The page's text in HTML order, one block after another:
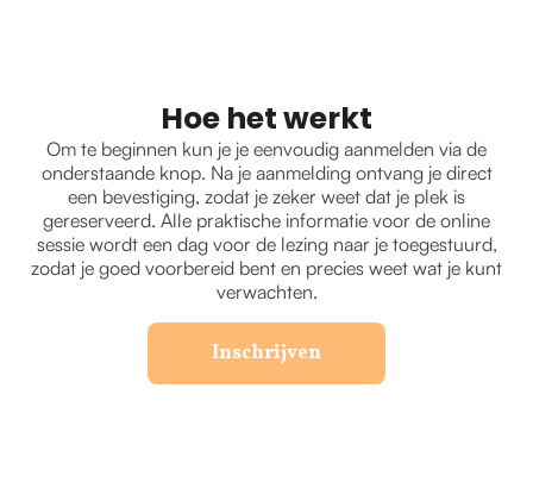
Hoe het werkt
Om te beginnen kun je je eenvoudig aanmelden via de
onderstaande knop. Na je aanmelding ontvang je direct
een bevestiging, zodat je zeker weet dat je plek is
gereserveerd. Alle praktische informatie voor de online
sessie wordt een dag voor de lezing naar je toegestuurd,
zodat je goed voorbereid bent en precies weet wat je kunt
verwachten.
Inschrijven